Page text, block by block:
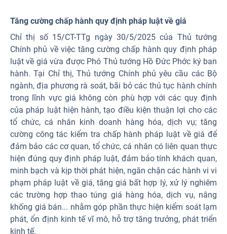
Tăng cường chấp hành quy định pháp luật về giá
Chỉ thị số 15/CT-TTg ngày 30/5/2025 của Thủ tướng
Chính phủ về việc tăng cường chấp hành quy định pháp
luật về giá vừa được Phó Thủ tướng Hồ Đức Phớc ký ban
hành. Tại Chỉ thị, Thủ tướng Chính phủ yêu cầu các Bộ
ngành, địa phương rà soát, bãi bỏ các thủ tục hành chính
trong lĩnh vực giá không còn phù hợp với các quy định
của pháp luật hiện hành, tạo điều kiện thuận lợi cho các
tổ chức, cá nhân kinh doanh hàng hóa, dịch vụ; tăng
cường công tác kiểm tra chấp hành pháp luật về giá để
đảm bảo các cơ quan, tổ chức, cá nhân có liên quan thực
hiện đúng quy định pháp luật, đảm bảo tính khách quan,
minh bạch và kịp thời phát hiện, ngăn chặn các hành vi vi
phạm pháp luật về giá, tăng giá bất hợp lý, xử lý nghiêm
các trường hợp thao túng giá hàng hóa, dịch vụ, nâng
khống giá bán... nhằm góp phần thực hiện kiểm soát lạm
phát, ổn định kinh tế vĩ mô, hỗ trợ tăng trưởng, phát triển
kinh tế.